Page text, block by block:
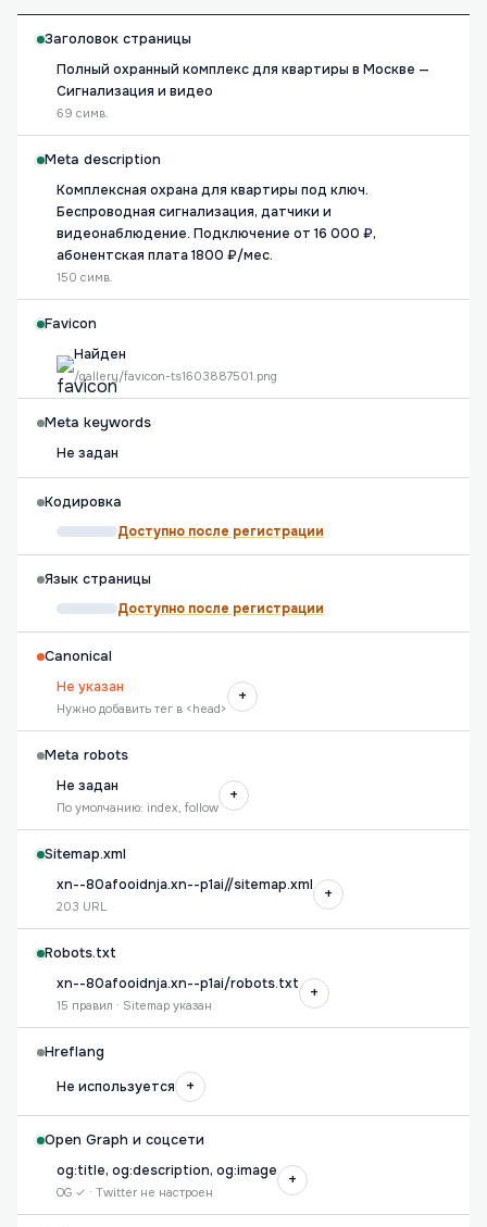
Заголовок страницы
Полный охранный комплекс для квартиры в Москве —
Сигнализация и видео
69 симв.
Meta description
Комплексная охрана для квартиры под ключ.
Беспроводная сигнализация, датчики и
видеонаблюдение. Подключение от 16 000 ₽,
абонентская плата 1800 ₽/мес.
150 симв.
Favicon
Найден
/gallery/favicon-ts1603887501.png
Meta keywords
Не задан
Кодировка
Доступно после регистрации
Язык страницы
Доступно после регистрации
Canonical
Не указан
Нужно добавить тег в <head>
+
Meta robots
Не задан
По умолчанию: index, follow
+
Sitemap.xml
xn--80afooidnja.xn--p1ai//sitemap.xml
203 URL
+
Robots.txt
xn--80afooidnja.xn--p1ai/robots.txt
15 правил · Sitemap указан
+
Hreflang
Не используется
+
Open Graph и соцсети
og:title, og:description, og:image
OG ✓ · Twitter не настроен
+